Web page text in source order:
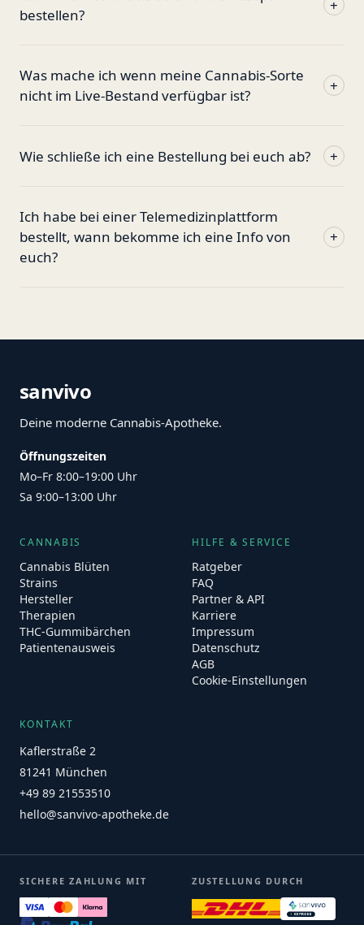
bestellen?
+
Was mache ich wenn meine Cannabis-Sorte
nicht im Live-Bestand verfügbar ist?
+
Wie schließe ich eine Bestellung bei euch ab? +
Ich habe bei einer Telemedizinplattform
bestellt, wann bekomme ich eine Info von
euch?
+
sanvivo
Deine moderne Cannabis-Apotheke.
Öffnungszeiten
Mo–Fr 8:00–19:00 Uhr
Sa 9:00–13:00 Uhr
CANNABIS
Cannabis Blüten
Strains
Hersteller
Therapien
THC-Gummibärchen
Patientenausweis
HILFE & SERVICE
Ratgeber
FAQ
Partner & API
Karriere
Impressum
Datenschutz
AGB
Cookie-Einstellungen
KONTAKT
Kaflerstraße 2
81241 München
+49 89 21553510
hello@sanvivo-apotheke.de
SICHERE ZAHLUNG MIT ZUSTELLUNG DURCH